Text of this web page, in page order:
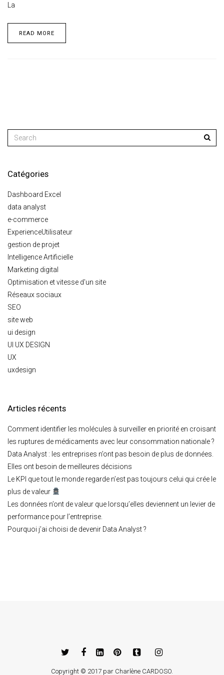
La
READ MORE
Catégories
Dashboard Excel
data analyst
e-commerce
ExperienceUtilisateur
gestion de projet
Intelligence Artificielle
Marketing digital
Optimisation et vitesse d'un site
Réseaux sociaux
SEO
site web
ui design
UI UX DESIGN
UX
uxdesign
Articles récents
Comment identifier les molécules à surveiller en priorité en croisant
les ruptures de médicaments avec leur consommation nationale ?
Data Analyst : les entreprises n’ont pas besoin de plus de données.
Elles ont besoin de meilleures décisions
Le KPI que tout le monde regarde n’est pas toujours celui qui crée le
plus de valeur
Les données n’ont de valeur que lorsqu’elles deviennent un levier de
performance pour l’entreprise.
Pourquoi j’ai choisi de devenir Data Analyst ?
Copyright © 2017 par Charlène CARDOSO